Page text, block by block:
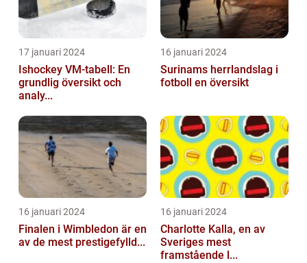
17 januari 2024
Ishockey VM-tabell: En
grundlig översikt och
analy...
16 januari 2024
Surinams herrlandslag i
fotboll en översikt
16 januari 2024
Finalen i Wimbledon är en
av de mest prestigefylld...
16 januari 2024
Charlotte Kalla, en av
Sveriges mest
framstående l...